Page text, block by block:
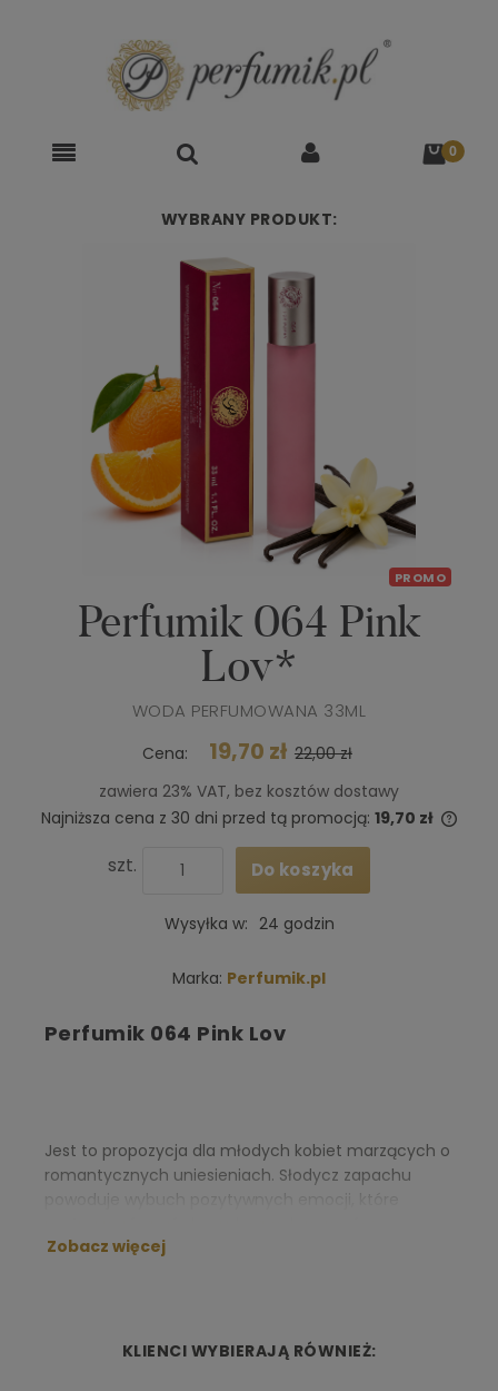
WYBRANY PRODUKT:
PROMO
Perfumik 064 Pink
Lov*
WODA PERFUMOWANA 33ML
Cena: 19,70 zł 22,00 zł
zawiera 23% VAT, bez kosztów dostawy
Najniższa cena z 30 dni przed tą promocją: 19,70 zł
szt. Do koszyka
Wysyłka w: 24 godzin
Marka: Perfumik.pl
Perfumik 064 Pink Lov
Jest to propozycja dla młodych kobiet marzących o
romantycznych uniesieniach. Słodycz zapachu
powoduje wybuch pozytywnych emocji, które
serca. Perfumik 64 jest zapachem kojarzącym się z
niepowtarzalną energetyczną a zarazem delikatną
Zobacz więcej
KLIENCI WYBIERAJĄ RÓWNIEŻ: